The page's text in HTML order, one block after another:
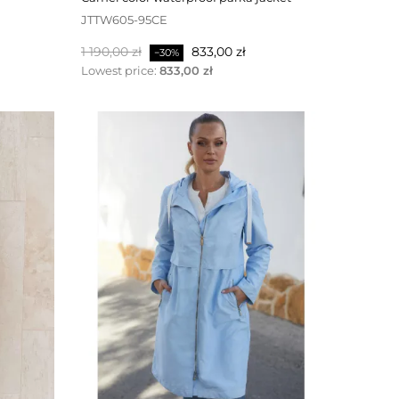
JTTW605-95CE
Baspris
1 190,00 zł −30% Pris
833,00 zł
Lowest price: 833,00 zł